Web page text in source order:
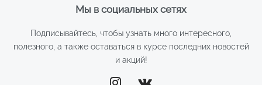
Мы в социальных сетях
Подписывайтесь, чтобы узнать много интересного,
полезного, а также оставаться в курсе последних новостей
и акций!